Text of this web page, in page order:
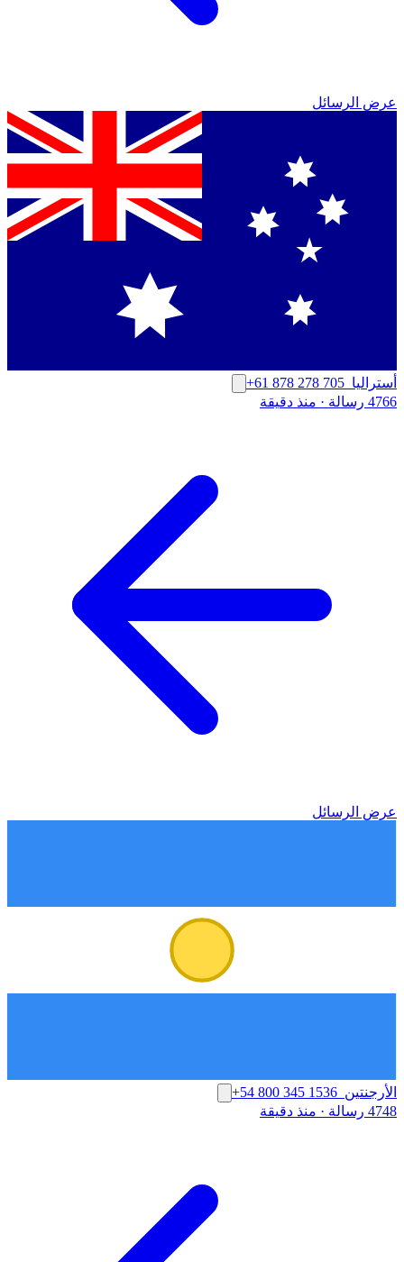
عرض الرسائل
أستراليا +61 878 278 705
4766 رسالة
· منذ دقيقة
عرض الرسائل
الأرجنتين +54 800 345 1536
4748 رسالة
· منذ دقيقة